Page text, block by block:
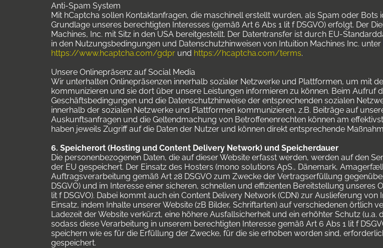
Anti-Spam System
Mit hCaptcha sollen Kontaktanfragen, die maschinell erstellt wurden, als Spam oder
Grundlage unseres berechtigten Interesses (gemäß Art 6 Abs 1 lit f DSGVO) erfolgt. Der
Machines, Inc. mit Sitz in den USA bereitgestellt. Der Datentransfer ist durch EU-
in den Nutzungsbedingungen und Datenschutzhinweisen von Intuition Machines Inc. unter
https://www.hcaptcha.com/gdpr und https://hcaptcha.com/terms.
Unsere Onlinepräsenz auf Social Media
Wir unterhalten Onlinepräsenzen innerhalb sozialer Netzwerke und Plattformen, um mit
kommunizieren und sie dort über unsere Leistungen informieren zu können. Beim Aufruf
Geschäftsbedingungen und die Datenschutzhinweise der entsprechenden sozialen
innerhalb der sozialen Netzwerke und Plattformen kommunizieren, z.B. Beiträge auf
Auskunftsanfragen und die Geltendmachung von Betroffenenrechten können am
haben jeweils Zugriff auf die Daten der Nutzer und können direkt entsprechende
6. Speicherort (Hosting und Content Delivery Network) und Speicherdauer
Die personenbezogenen Daten, die auf dieser Website erfasst werden, werden auf den
der EU gespeichert. Der Einsatz des Hosters (mono solutions ApS., Dänemark,
Auftragsverarbeitung gemäß Art 28 DSGVO zum Zwecke der Vertragserfüllung
DSGVO) und im Interesse einer sicheren, schnellen und effizienten Bereitstellung
lit f DSGVO). Dabei kommt auch ein Content Delivery Network (CDN) zur Auslieferung
Einsatz, indem Inhalte unserer Website (zB Bilder, Schriftarten) auf verschiedenen
Ladezeit der Website verkürzt, eine höhere Ausfallsicherheit und ein erhöhter Schutz
sodass diese Verarbeitung in unserem berechtigten Interesse gemäß Art 6 Abs 1 lit f
speichern wie es für die Erfüllung der Zwecke, für die sie erhoben worden sind,
gespeichert.